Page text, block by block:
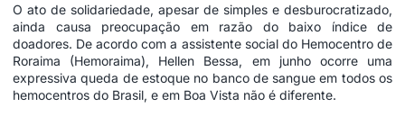
O ato de solidariedade, apesar de simples e desburocratizado,
ainda causa preocupação em razão do baixo índice de
doadores. De acordo com a assistente social do Hemocentro de
Roraima (Hemoraima), Hellen Bessa, em junho ocorre uma
expressiva queda de estoque no banco de sangue em todos os
hemocentros do Brasil, e em Boa Vista não é diferente.